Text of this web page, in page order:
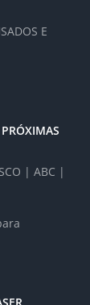
E
| ABC |